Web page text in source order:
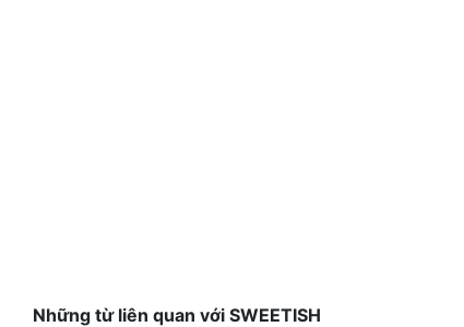
Những từ liên quan với SWEETISH